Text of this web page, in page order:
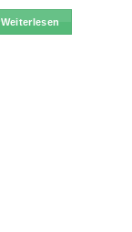
Weiterlesen